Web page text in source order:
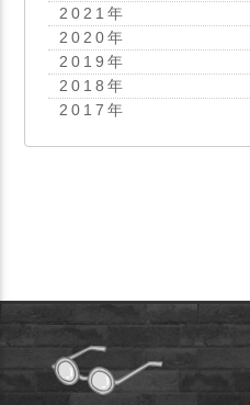
2021 年
2020年
2019 年
2018 年
2017 年